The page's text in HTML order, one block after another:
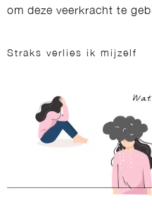
om deze veerkracht te
Straks verlies ik mijzelf